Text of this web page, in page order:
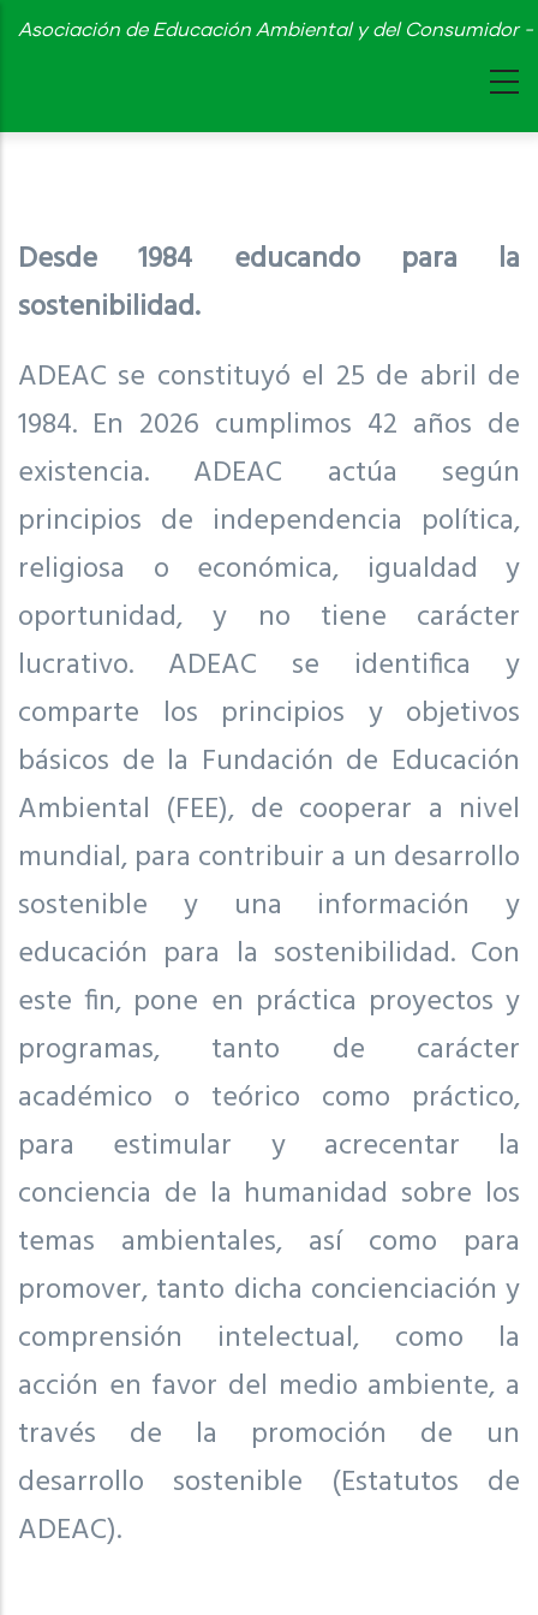
Skip
content
Asociación de Educación Ambiental y del Consumidor
Desde 1984 educando para la
sostenibilidad.
ADEAC se constituyó el 25 de abril de
1984. En 2026 cumplimos 42 años de
existencia. ADEAC actúa según
principios de independencia política,
religiosa o económica, igualdad y
oportunidad, y no tiene carácter
lucrativo. ADEAC se identifica y
comparte los principios y objetivos
básicos de la Fundación de Educación
Ambiental (FEE), de cooperar a nivel
mundial, para contribuir a un desarrollo
sostenible y una información y
educación para la sostenibilidad. Con
este fin, pone en práctica proyectos y
programas, tanto de carácter
académico o teórico como práctico,
para estimular y acrecentar la
conciencia de la humanidad sobre los
temas ambientales, así como para
promover, tanto dicha concienciación y
comprensión intelectual, como la
acción en favor del medio ambiente, a
través de la promoción de un
desarrollo sostenible (Estatutos de
ADEAC).